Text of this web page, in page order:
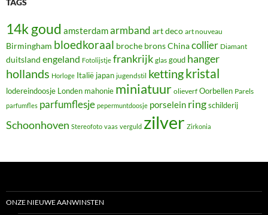
TAGS
14k goud amsterdamarmband art deco art nouveau
Birmingham bloedkoraal broche bronsChinacollier Diamant
duitsland engeland Fotolijstje frankrijk glas goud hanger
hollands Horloge Italië japan jugendstil kettingkristal
lodereindoosje Londen mahonie miniatuur olieverf Oorbellen Parels
parfumfles parfumflesje pepermuntdoosje porselein ringschilderij
Schoonhoven Stereofoto vaas verguld zilver Zirkonia
ONZE NIEUWE AANWINSTEN